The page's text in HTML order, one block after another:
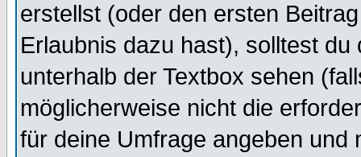
erstellst (oder den ersten
Erlaubnis dazu hast), solltest
unterhalb der Textbox sehen
möglicherweise nicht die
für deine Umfrage angeben und